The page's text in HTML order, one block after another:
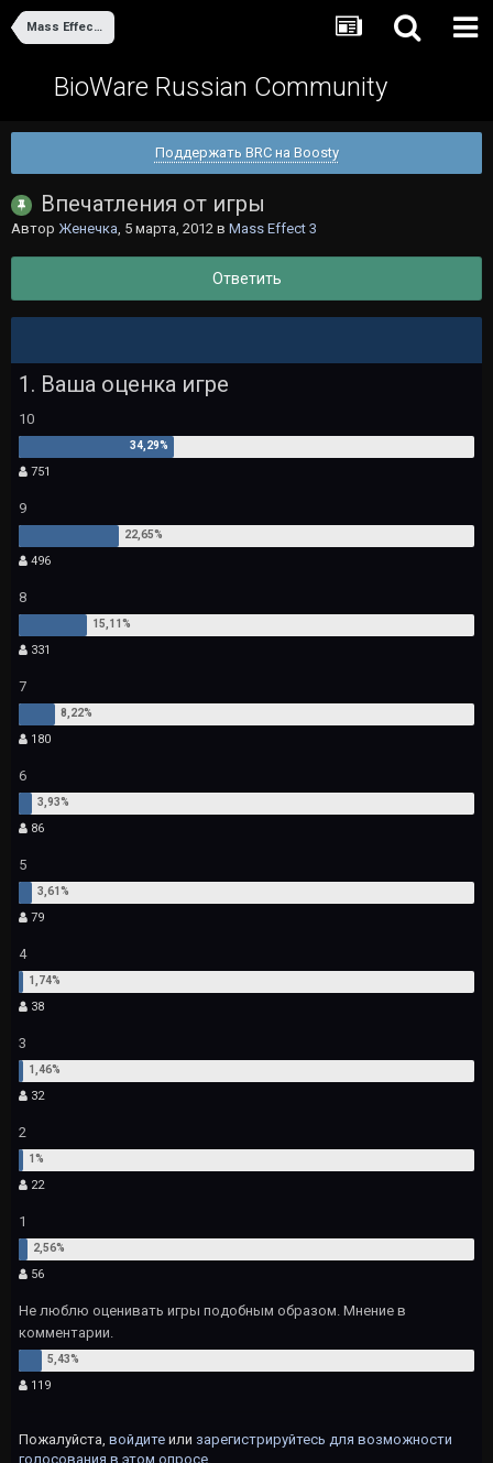
Mass Effect 3
BioWare Russian Community
Поддержать BRC на Boosty
Впечатления от игры
Автор Женечка, 5 марта, 2012 в Mass Effect 3
Ответить
1. Ваша оценка игре
10
751
9
496
8
331
7
180
6
86
5
79
4
38
3
32
2
22
1
56
Не люблю оценивать игры подобным образом. Мнение в
комментарии.
119
Пожалуйста, войдите или зарегистрируйтесь для возможности
голосования в этом опросе.